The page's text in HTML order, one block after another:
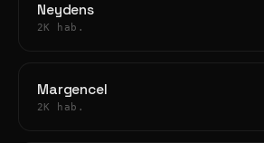
Neydens
2K hab.
Margencel
2K hab.